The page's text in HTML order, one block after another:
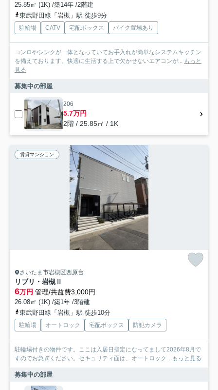
25.85㎡ (1K) /築14年 /2階建
東武野田線「岩槻」駅 徒歩9分
駐輪場 CATV 宅配ボックス バイク置場あり
コンロやシンクが一体となっていてお手入れが簡単なシステムキッチン
を備えております。快適に生活する上で欠かせないエアコンが... もっと
見る
募集中の部屋
206
5.7万円
2階 / 25.85㎡ / 1K
賃貸マンション
さいたま市岩槻区西原台
リブリ・岩槻Ⅱ
6万円 管理/共益費3,000円
26.08㎡ (1K) /築1年 /3階建
東武野田線「岩槻」駅 徒歩10分
駐輪場 オートロック 宅配ボックス 防犯カメラ
駐輪場付きの物件です。ここは入居日指定になってまして2026年8月で
すのでお急ぎください。セキュリティ面は、オートロック... もっと見る
募集中の部屋